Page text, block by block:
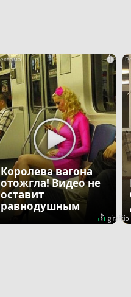
i
Королева вагона
отожгла! Видео не
оставит
равнодушным